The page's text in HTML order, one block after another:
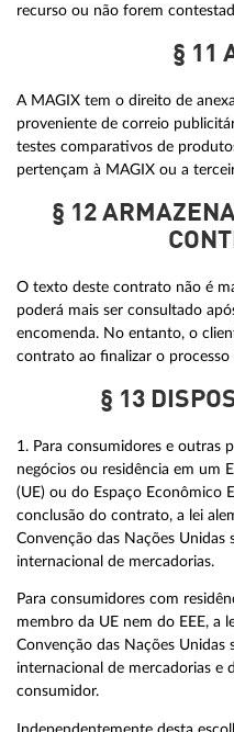
recurso ou não forem
§ 11
A MAGIX tem o direito de
proveniente de correio
testes comparativos de
pertençam à MAGIX ou a
§ 12
O texto deste contrato não é
poderá mais ser consultado
encomenda. No entanto, o
contrato ao finalizar o processo
§ 13
1. Para consumidores e outras
negócios ou residência em um
(UE) ou do Espaço Econômico
conclusão do contrato, a lei
Convenção das Nações Unidas
internacional de mercadorias.
Para consumidores com
membro da UE nem do EEE, a
Convenção das Nações
internacional de mercadorias e
consumidor.
Independentemente desta